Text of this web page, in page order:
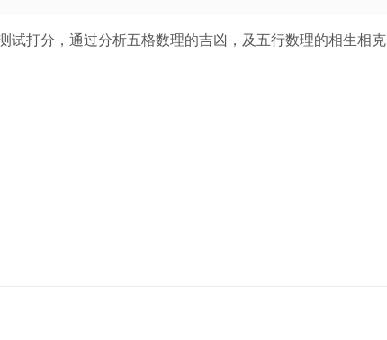
试打分，通过分析五格数理的吉凶，及五行数理的相生相